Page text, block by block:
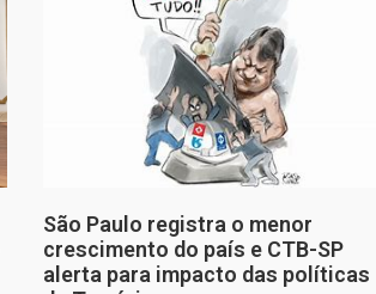
São Paulo registra o menor
crescimento do país e CTB-SP
alerta para impacto das políticas